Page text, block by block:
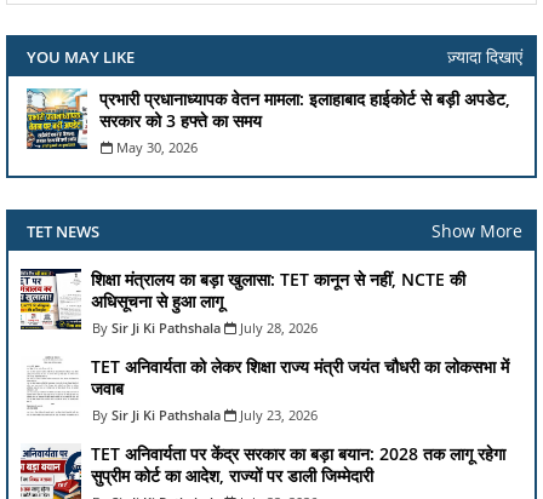
YOU MAY LIKE
ज़्यादा दिखाएं
प्रभारी प्रधानाध्यापक वेतन मामला: इलाहाबाद हाईकोर्ट से बड़ी अपडेट,
सरकार को 3 हफ्ते का समय
May 30, 2026
TET NEWS Show More
शिक्षा मंत्रालय का बड़ा खुलासा: TET कानून से नहीं, NCTE की
अधिसूचना से हुआ लागू
Sir Ji Ki Pathshala July 28, 2026
TET अनिवार्यता को लेकर शिक्षा राज्य मंत्री जयंत चौधरी का लोकसभा में
जवाब
Sir Ji Ki Pathshala July 23, 2026
TET अनिवार्यता पर केंद्र सरकार का बड़ा बयान: 2028 तक लागू रहेगा
सुप्रीम कोर्ट का आदेश, राज्यों पर डाली जिम्मेदारी